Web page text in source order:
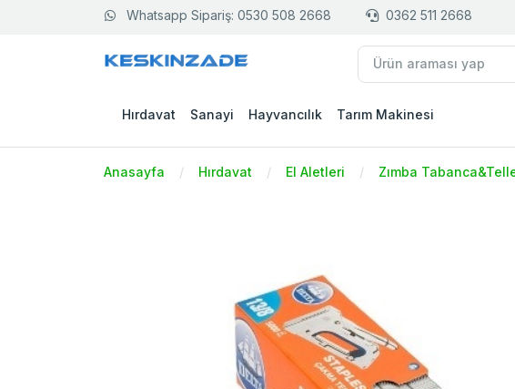
Whatsapp Sipariş: 0530 508 2668 0362 511 2668
Hırdavat Sanayi Hayvancılık Tarım Makinesi
Anasayfa Hırdavat El Aletleri Zımba